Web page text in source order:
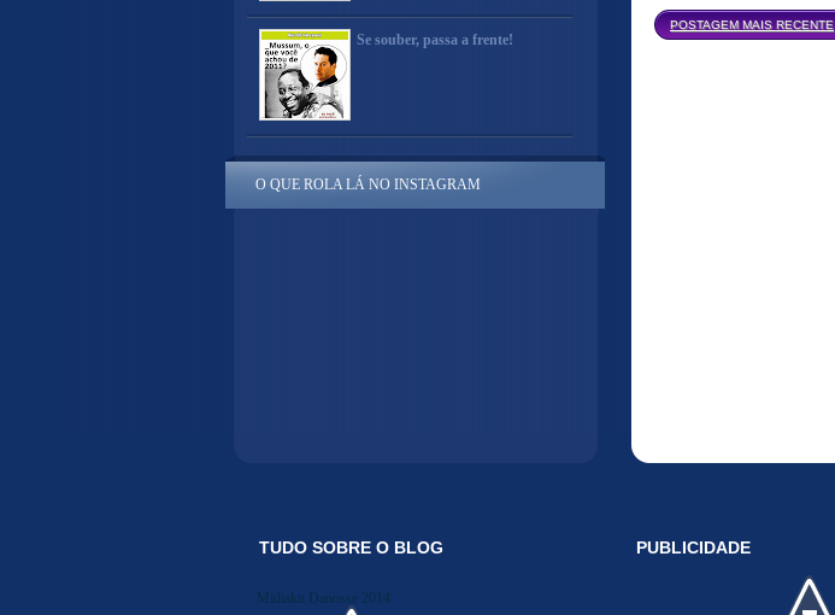
POSTAGEM MAIS RECENTE
Se souber, passa a frente!
O QUE ROLA LÁ NO INSTAGRAM
TUDO SOBRE O BLOG
Midiakit Danosse 2014
PUBLICIDADE